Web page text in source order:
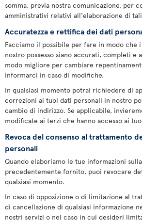
somma, previa nostra comunicazione, per
amministrativi relativi all'elaborazione di
Accuratezza e rettifica dei dati
Facciamo il possibile per fare in modo che
nostro possesso siano accurati, completi e
modo migliore per cambiare
informarci in caso di modifiche.
In qualsiasi momento potrai richiedere di
correzioni ai tuoi dati personali in nostro
cambio di indirizzo. Se applicabile,
modificate ai terzi che hanno accesso ai
Revoca del consenso al trattamento
personali
Quando elaboriamo le tue informazioni
precedentemente fornito, puoi revocare
qualsiasi momento.
In caso di opposizione o di limitazione al
di cancellazione di qualsiasi informazione
nostri servizi o nel caso in cui desideri